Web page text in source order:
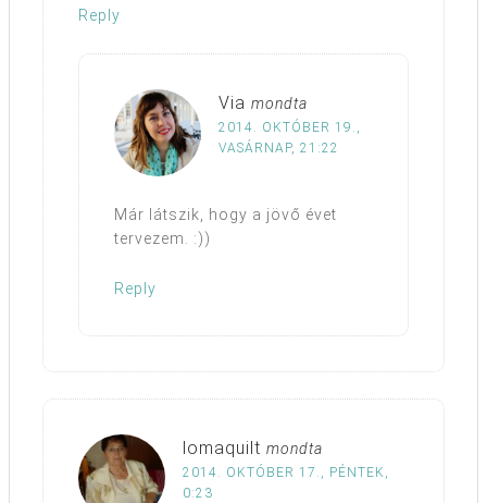
Reply
Via mondta
2014. OKTÓBER 19.,
VASÁRNAP, 21:22
Már látszik, hogy a jövő évet
tervezem. :))
Reply
lomaquilt mondta
2014. OKTÓBER 17., PÉNTEK,
0:23